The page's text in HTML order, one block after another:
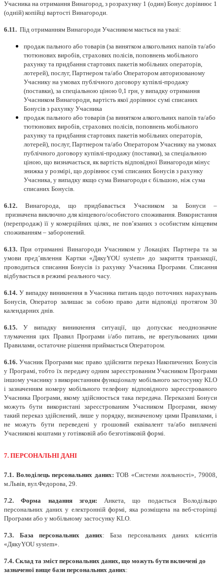
Учасника на отримання Винагород, з розрахунку 1 (один) Бонус дорівнює 1
(одній) копійці вартості Винагороди.
6.11. Під отриманням Винагороди Учасником мається на увазі:
продаж пального або товарів (за винятком алкогольних напоїв та/або
тютюнових виробів, страхових полісів, поповнень мобільного
рахунку та придбання стартових пакетів мобільних операторів,
лотерей), послуг, Партнером та/або Оператором авторизованому
Учаснику на умовах публічного договору купівлі-продажу
(поставки), за спеціальною ціною 0,1 грн, у випадку отримання
Учасником Винагороди, вартість якої дорівнює сумі списаних
Бонусів з рахунку Учасника
продаж пального або товарів (за винятком алкогольних напоїв та/або
тютюнових виробів, страхових полісів, поповнень мобільного
рахунку та придбання стартових пакетів мобільних операторів,
лотерей), послуг, Партнером та/або Оператором Учаснику на умовах
публічного договору купівлі-продажу (поставки), за спеціальною
ціною, що визначається, як вартість відповідної Винагороди мінус
знижка у розмірі, що дорівнює сумі списаних Бонусів з рахунку
Учасника, у випадку якщо сума Винагороди є більшою, ніж сума
списаних Бонусів.
6.12. Винагорода, що придбавається Учасником за Бонуси –
призначена виключно для кінцевого/особистого споживання. Використання
(перепродаж) її у комерційних цілях, не пов’язаних з особистим кінцевим
споживанням – заборонений.
6.13. При отриманні Винагороди Учасником у Локаціях Партнера та за
умови пред’явлення Картки «ДякуYOU system» до закриття транзакції,
проводиться списання Бонусів із рахунку Учасника Програми. Списання
відбувається в режимі реального часу.
6.14. У випадку виникнення в Учасника питань щодо поточних нарахувань
Бонусів, Оператор залишає за собою право дати відповіді протягом 30
календарних днів.
6.15. У випадку виникнення ситуації, що допускає неоднозначне
тлумачення цих Правил Програми і/або питань, не врегульованих цими
Правилами, остаточне рішення приймається Оператором.
6.16. Учасник Програми має право здійснити переказ Накопичених Бонусів
у Програмі, тобто їх передачу одним зареєстрованим Учасником Програми
іншому учаснику з використанням функціоналу мобільного застосунку KLO
і зазначенням номеру мобільного телефону відповідного зареєстрованого
Учасника Програми, якому здійснюється така передача. Переказані Бонуси
можуть бути використані зареєстрованим Учасником Програми, якому
такий переказ здійснений, лише у порядку, визначеному цими Правилами, і
не можуть бути переведені у грошовий еквівалент та/або виплачені
Учасникові коштами у готівковій або безготівковій формі.
7. ПЕРСОНАЛЬНІ ДАНІ
7.1. Володілець персональних даних: ТОВ «Системи лояльності», 79008,
м.Львів, вул.Федорова, 29.
7.2. Форма надання згоди: Анкета, що подається Володільцю
персональних даних у електронній формі, яка розміщена на веб-сторінці
Програми або у мобільному застосунку KLO.
7.3. База персональних даних: База персональних даних клієнтів
«ДякуYOU system».
7.4. Склад та зміст персональних даних, що можуть бути включені до
зазначеної вище бази персональних даних: